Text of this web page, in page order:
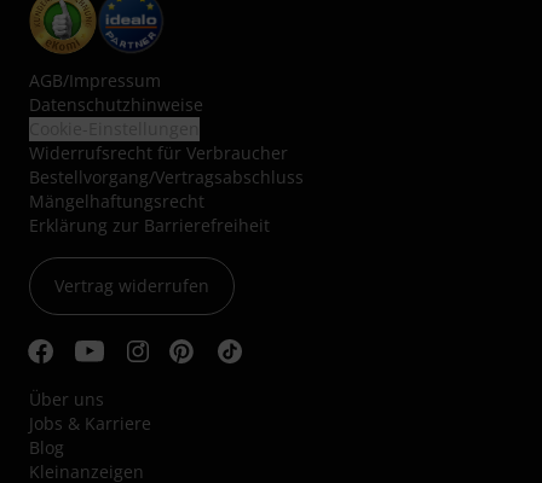
AGB/Impressum
Datenschutzhinweise
Widerrufsrecht für Verbraucher
Bestellvorgang/Vertragsabschluss
Mängelhaftungsrecht
Erklärung zur Barrierefreiheit
Vertrag widerrufen
Über uns
Jobs & Karriere
Blog
Kleinanzeigen